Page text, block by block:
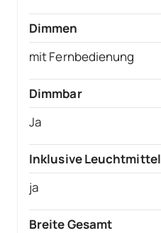
Dimmen
mit Fernbedienung
Dimmbar
Ja
Inklusive Leuchtmittel
ja
Breite Gesamt